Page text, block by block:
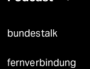
bundestalk
fernverbindung